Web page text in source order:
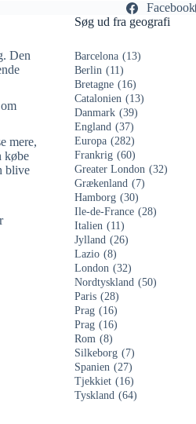
Facebook
Den
mere,
købe
blive
Søg ud fra geografi
Barcelona (13)
Berlin (11)
Bretagne (16)
Catalonien (13)
Danmark (39)
England (37)
Europa (282)
Frankrig (60)
Greater London (32)
Grækenland (7)
Hamborg (30)
Ile-de-France (28)
Italien (11)
Jylland (26)
Lazio (8)
London (32)
Nordtyskland (50)
Paris (28)
Prag (16)
Prag (16)
Rom (8)
Silkeborg (7)
Spanien (27)
Tjekkiet (16)
Tyskland (64)